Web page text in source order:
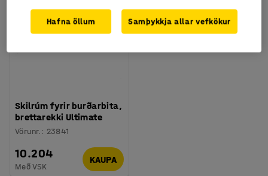
Skilrúm fyrir burðarbita,
brettarekki Ultimate
Vörunr. : 23841
10.204
Með VSK
KAUPA
Hafna öllum Samþykkja allar vefkökur